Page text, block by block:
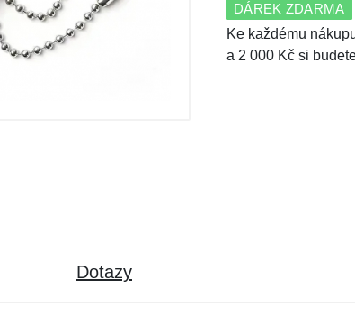
DÁREK ZDARMA
Ke každému
a 2 000 Kč si
Dotazy